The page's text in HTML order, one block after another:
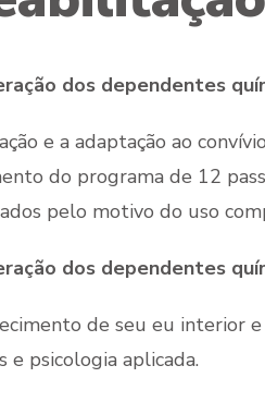
dos dependentes
e a adaptação ao
do programa de 12
pelo motivo do uso
dos dependentes
de seu eu interior
e psicologia aplicada.